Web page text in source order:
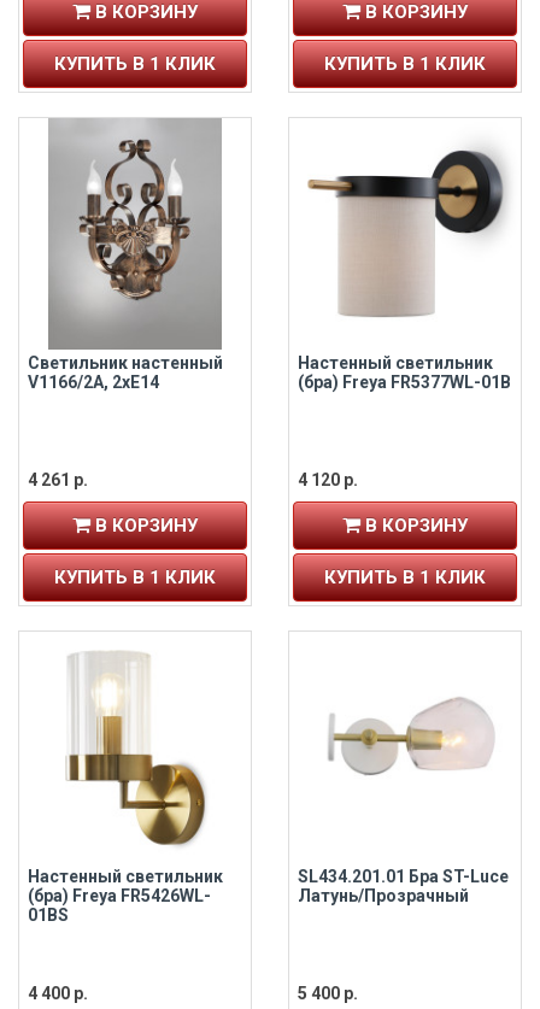
В КОРЗИНУ
КУПИТЬ В 1 КЛИК
В КОРЗИНУ
КУПИТЬ В 1 КЛИК
Светильник настенный
V1166/2A, 2xE14
4 261 р.
В КОРЗИНУ
КУПИТЬ В 1 КЛИК
Настенный светильник
(бра) Freya FR5377WL-01B
4 120 р.
В КОРЗИНУ
КУПИТЬ В 1 КЛИК
Настенный светильник
(бра) Freya FR5426WL-
01BS
4 400 р.
SL434.201.01 Бра ST-Luce
Латунь/Прозрачный
5 400 р.